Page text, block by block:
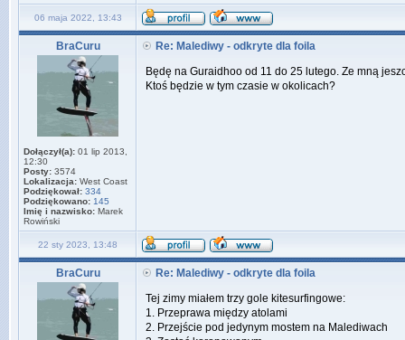
06 maja 2022, 13:43
BraCuru
Dołączył(a): 01 lip 2013,
12:30
Posty: 3574
Lokalizacja: West Coast
Podziękował: 334
Podziękowano: 145
Imię i nazwisko: Marek
Rowiński
Re: Malediwy - odkryte dla foila
Będę na Guraidhoo od 11 do 25 lutego. Ze mną
Ktoś będzie w tym czasie w okolicach?
22 sty 2023, 13:48
BraCuru
Re: Malediwy - odkryte dla foila
Tej zimy miałem trzy gole kitesurfingowe:
1. Przeprawa między atolami
2. Przejście pod jedynym mostem na Malediwach